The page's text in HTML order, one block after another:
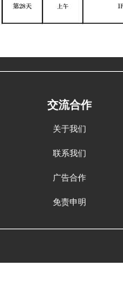
交流合作
关于我们
联系我们
广告合作
免责申明